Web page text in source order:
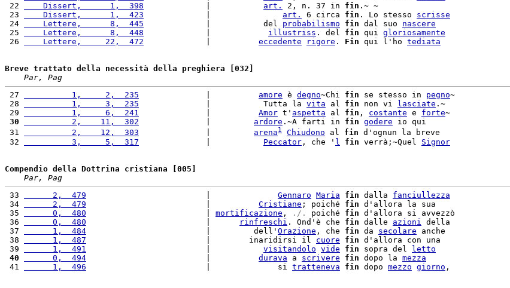
22
    Dissert,      1,  398
art. 2, n. 37 in fin .~ ~
23
    Dissert,      1,  423
art. 6 circa fin . Lo stesso scrisse
24
    Lettere,      8,  445
             |           del
probabilismo fin dal suo nascere
25
    Lettere,      8,  448
illustriss . del fin qui gloriosamente
26
    Lettere,     22,  472
eccedente rigore . Fin qui l'ho tediata
Breve trattato della necessità della preghiera [032]
Par, Pag
27
          1,     2,  235
amore è degno~Chi fin se stesso in pegno~
28
          1,     3,  235
              |           Tutta la
vita al fin non vi lasciate .~
29
          1,     6,  241
Amor t' aspetta al fin , costante e forte
30
          2,    11,  302
ardore .~A farti in fin godere io qui
31
          2,    12,  303
arena1 Chiudono al fin d'ognun la breve
32
          3,     5,  317
Peccator , che ' l fin verrà;~Quel Signor
Compendio della Dottrina cristiana [005]
Par, Pag
33
      2,  479
Gennaro Maria fin dalla fanciullezza
34
      2,  479
Cristiane ; poiché fin d'allora la sua
35
      0,  480
mortificazione , ./. poiché fin d'allora si avvezzò
36
      0,  480
rinfreschi . Ond'è che fin dalle azioni
della
37
      1,  484
                         |         dell'
Orazione , che fin da secolare anche
38
      1,  487
                         |        inaridirsi il
cuore fin d'allora con una
39
      1,  491
visitandolo vide fin sopra del letto
40
      0,  494
durava a scrivere fin dopo la mezza
41
      1,  496
                         |              si
tratteneva fin dopo mezzo giorno ,